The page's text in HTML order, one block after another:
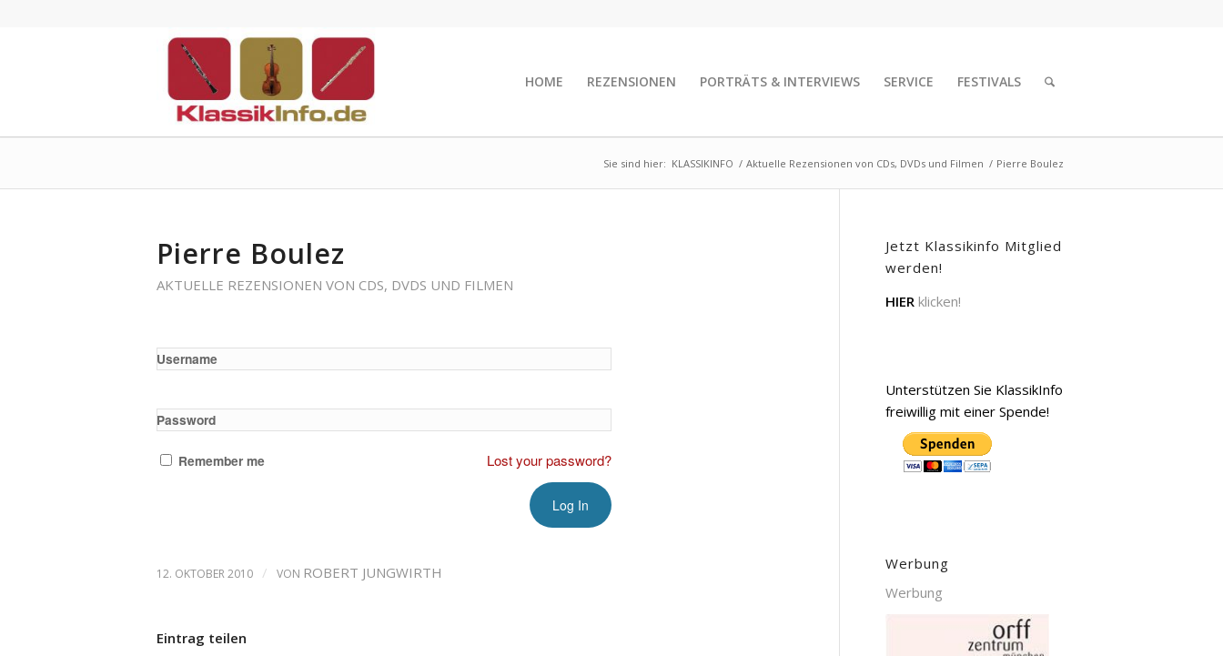
HOME REZENSIONEN PORTRÄTS & INTERVIEWS SERVICE FESTIVALS
Sie sind hier: KLASSIKINFO / Aktuelle Rezensionen von CDs, DVDs und Filmen / Pierre Boulez
Pierre Boulez
AKTUELLE REZENSIONEN VON CDS, DVDS UND FILMEN
Username
Password
Remember me Lost your password?
12. OKTOBER 2010 / VON ROBERT JUNGWIRTH
Eintrag teilen
Jetzt Klassikinfo Mitglied
werden!
HIER klicken!
Unterstützen Sie KlassikInfo
freiwillig mit einer Spende!
Werbung
Werbung